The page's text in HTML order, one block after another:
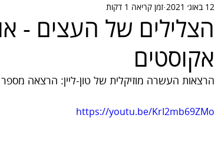
הצלילים של העצים -
אקוסטים
12 באוג׳ 2021 זמן קריאה 1 דקות
הרצאות העשרה מוזיקלית של טון-ליין: הרצאה מספר 1
https://youtu.be/KrI2mb69ZMo